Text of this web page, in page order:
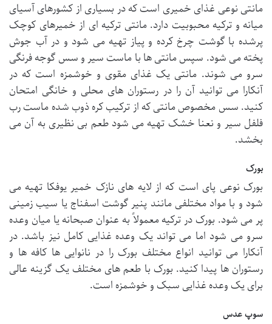
مانتی نوعی غذای خمیری است که در بسیاری از کشورهای آسیای
میانه و ترکیه محبوبیت دارد. مانتی ترکیه ای از خمیرهای کوچک
پرشده با گوشت چرخ کرده و پیاز تهیه می شود و در آب جوش
پخته می شود. سپس مانتی ها با ماست سیر و سس گوجه فرنگی
سرو می شوند. مانتی یک غذای مقوی و خوشمزه است که در
آنکارا می توانید آن را در رستوران های محلی و خانگی امتحان
کنید. سس مخصوص مانتی که از ترکیب کره ذوب شده ماست رب
فلفل سیر و نعنا خشک تهیه می شود طعم بی نظیری به آن می
بخشد.
بورک
بورک نوعی پای است که از لایه های نازک خمیر یوفکا تهیه می
شود و با مواد مختلفی مانند پنیر گوشت اسفناج یا سیب زمینی
پر می شود. بورک در ترکیه معمولاً به عنوان صبحانه یا میان وعده
سرو می شود اما می تواند یک وعده غذایی کامل نیز باشد. در
آنکارا می توانید انواع مختلف بورک را در نانوایی ها کافه ها و
رستوران ها پیدا کنید. بورک با طعم های مختلف یک گزینه عالی
برای یک وعده غذایی سبک و خوشمزه است.
سوپ عدس